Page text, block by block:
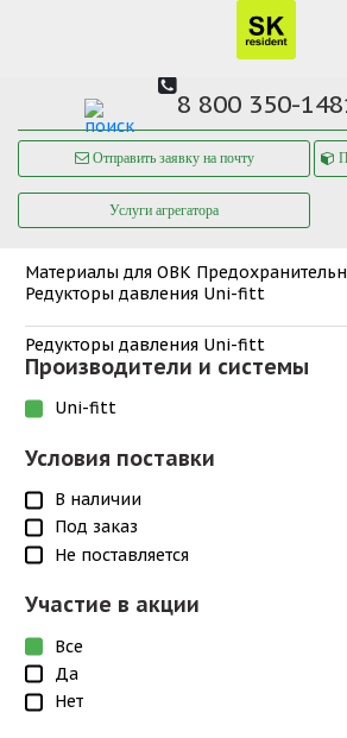
8 800 350-
Отправить заявку на почту
Услуги агрегатора
Материалы для ОВК
Редукторы давления Uni-fitt
Производители и системы
Uni-fitt
Условия поставки
В наличии
Под заказ
Не поставляется
Участие в акции
Все
Да
Нет
Редукторы давления Uni-fitt